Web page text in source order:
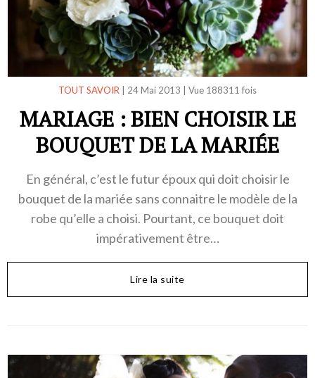
TOUT SAVOIR 24 Mai 2013 Vue 188311 fois
MARIAGE : BIEN CHOISIR LE
BOUQUET DE LA MARIÉE
En général, c’est le futur époux qui doit choisir le
bouquet de la mariée sans connaitre le modèle de la
robe qu’elle a choisi. Pourtant, ce bouquet doit
impérativement être…
Lire la suite